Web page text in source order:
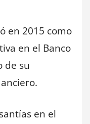
en 2015 como
en el Banco
de su
en el